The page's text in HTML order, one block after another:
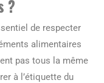
?
de respecter
alimentaires
pas tous la même
à l’étiquette du